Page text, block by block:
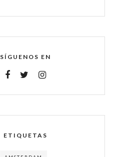
SÍGUENOS EN
ETIQUETAS